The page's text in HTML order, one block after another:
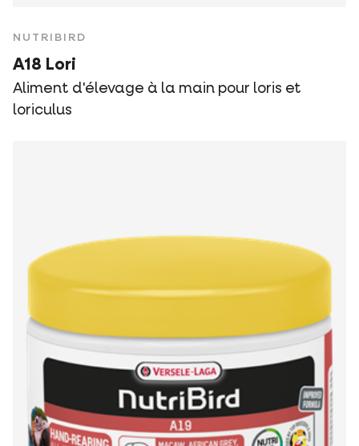
NUTRIBIRD
A18 Lori
Aliment d'élevage à la main pour loris et
loriculus